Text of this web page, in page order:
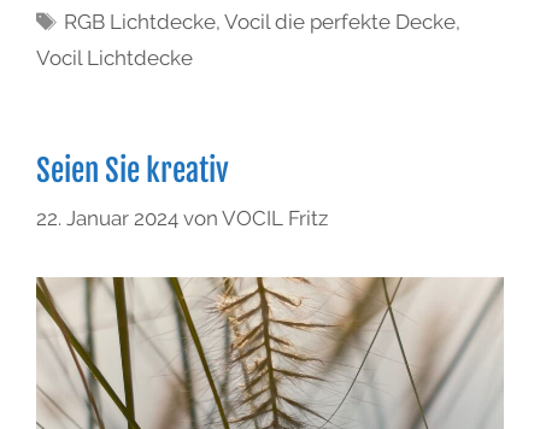
RGB Lichtdecke,Vocil die perfekte Decke,
Vocil Lichtdecke
Seien Sie kreativ
22. Januar 2024 von VOCIL Fritz